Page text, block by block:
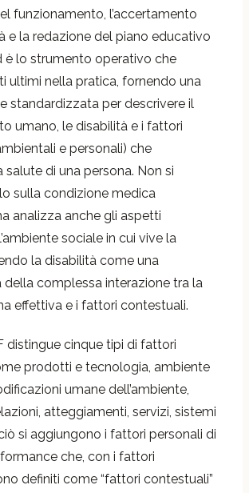
funzionamento, l’accertamento
e la redazione del piano educativo
è lo strumento operativo che
ultimi nella pratica, fornendo una
standardizzata per descrivere il
umano, le disabilità e i fattori
e personali) che
salute di una persona. Non si
sulla condizione medica
analizza anche gli aspetti
sociale in cui vive la
la disabilità come una
della complessa interazione tra la
effettiva e i fattori contestuali.
distingue cinque tipi di fattori
prodotti e tecnologia, ambiente
umane dell’ambiente,
atteggiamenti, servizi, sistemi
si aggiungono i fattori personali di
che, con i fattori
definiti come “fattori contestuali”